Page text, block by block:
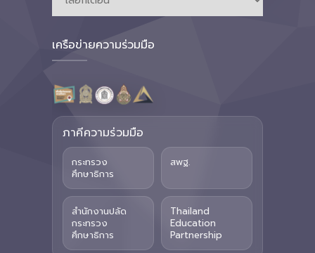
เครือข่ายความร่วมมือ
ภาคีความร่วมมือ
กระทรวง
ศึกษาธิการ
สพฐ.
สำนักงานปลัด
กระทรวง
ศึกษาธิการ
Thailand
Education
Partnership